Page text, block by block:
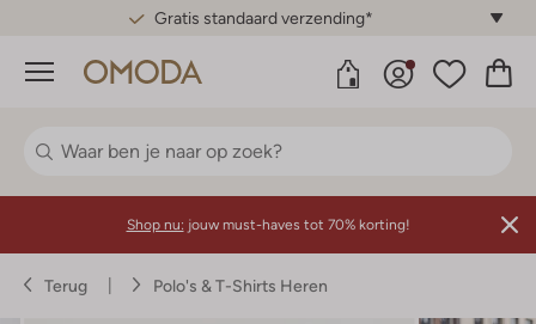
Gratis standaard verzending*
Menu
Shop nu: jouw must-haves tot 70% korting!
Terug Polo's & T-Shirts Heren